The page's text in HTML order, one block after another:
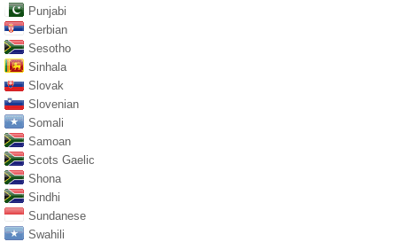
Punjabi
Serbian
Sesotho
Sinhala
Slovak
Slovenian
Somali
Samoan
Scots Gaelic
Shona
Sindhi
Sundanese
Swahili